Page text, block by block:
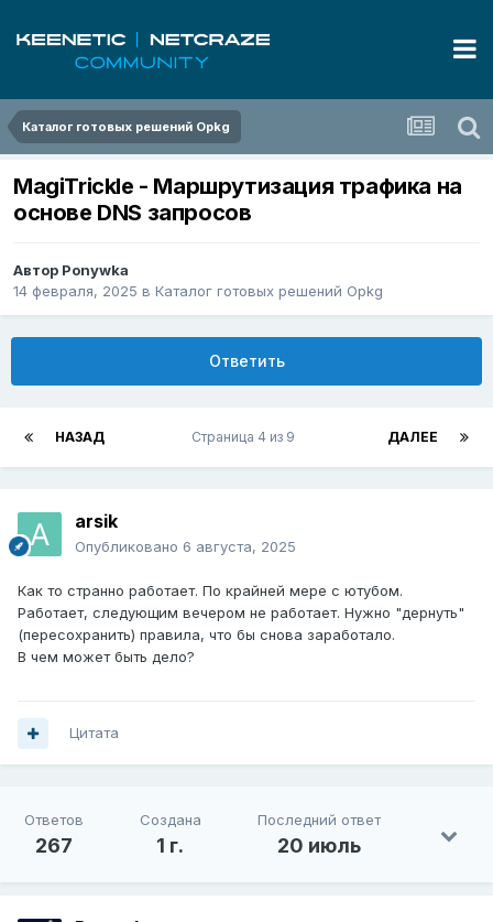
Каталог готовых решений Opkg
MagiTrickle - Маршрутизация трафика на
основе DNS запросов
Автор Ponywka
14 февраля, 2025 в Каталог готовых решений Opkg
Ответить
НАЗАД ДАЛЕЕ
Страница 4 из 9
arsik
Опубликовано 6 августа, 2025
Как то странно работает. По крайней мере с ютубом.
Работает, следующим вечером не работает. Нужно "дернуть"
(пересохранить) правила, что бы снова заработало.
В чем может быть дело?
Цитата
Ответов
267
Создана
1 г.
Последний ответ
20 июль